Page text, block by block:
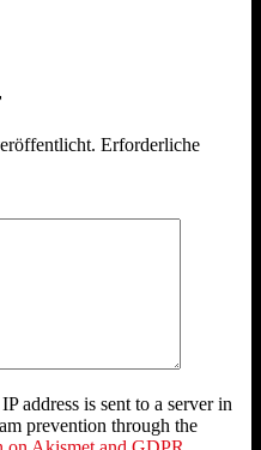
Erforderliche
address is sent to a server in
prevention through the